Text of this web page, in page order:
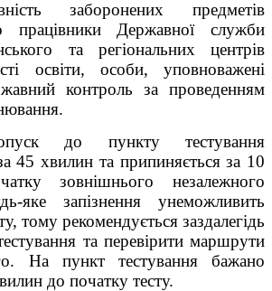
заборонених предметів
працівники Державної служби
та регіональних центрів
освіти, особи, уповноважені
контроль за проведенням
до пункту тестування
45 хвилин та припиняється за 10
зовнішнього незалежного
яке запізнення унеможливить
тому рекомендується заздалегідь
та перевірити маршрути
На пункт тестування бажано
до початку тесту.